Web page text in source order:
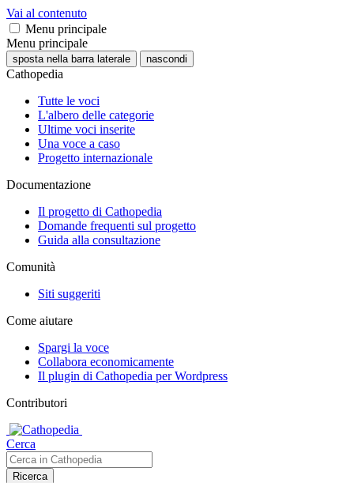
Vai al contenuto
Menu principale
Menu principale
sposta nella barra laterale nascondi
Cathopedia
Tutte le voci
L'albero delle categorie
Ultime voci inserite
Una voce a caso
Progetto internazionale
Documentazione
Il progetto di Cathopedia
Domande frequenti sul progetto
Guida alla consultazione
Comunità
Siti suggeriti
Come aiutare
Spargi la voce
Collabora economicamente
Il plugin di Cathopedia per Wordpress
Contributori
Cerca
Ricerca